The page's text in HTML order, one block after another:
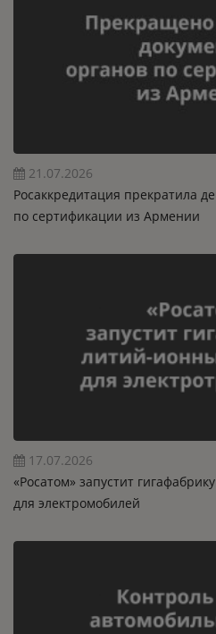
21.07.2026
Росаккредитация прекратила
по сертификации из Армении
17.07.2026
«Росатом» запустит
для электромобилей